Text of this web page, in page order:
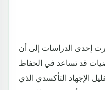
إحدى الدراسات إلى أن
قد تساعد في الحفاظ
الإجهاد التأكسدي الذي